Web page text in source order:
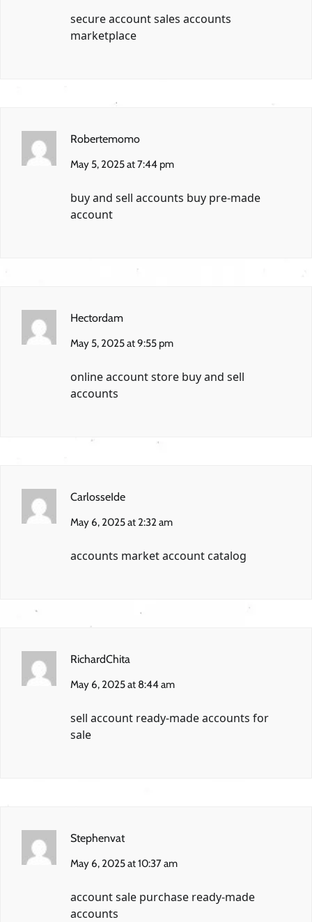
secure account sales accounts
marketplace
Robertemomo
May 5, 2025 at 7:44 pm
buy and sell accounts buy pre-made
account
Hectordam
May 5, 2025 at 9:55 pm
online account store buy and sell
accounts
CarlosseIde
May 6, 2025 at 2:32 am
accounts marketaccount catalog
RichardChita
May 6, 2025 at 8:44 am
sell account ready-made accounts for
sale
Stephenvat
May 6, 2025 at 10:37 am
account sale purchase ready-made
accounts